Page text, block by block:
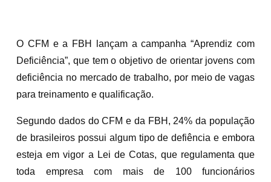
O CFM e a FBH lançam a campanha “Aprendiz com
Deficiência”, que tem o objetivo de orientar jovens com
deficiência no mercado de trabalho, por meio de vagas
para treinamento e qualificação.
Segundo dados do CFM e da FBH, 24% da população
de brasileiros possui algum tipo de defiência e embora
esteja em vigor a Lei de Cotas, que regulamenta que
toda empresa com mais de 100 funcionários